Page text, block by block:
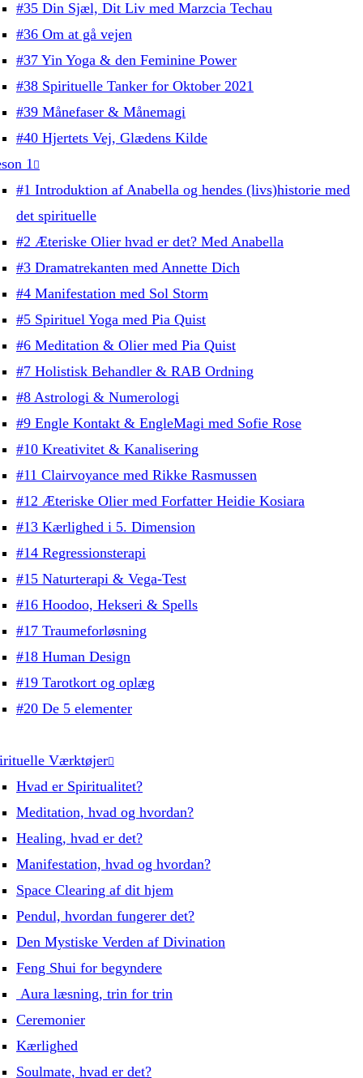
#35 Din Sjæl, Dit Liv med Marzcia Techau
#36 Om at gå vejen
#37 Yin Yoga & den Feminine Power
#38 Spirituelle Tanker for Oktober 2021
#39 Månefaser & Månemagi
#40 Hjertets Vej, Glædens Kilde
1
#1 Introduktion af Anabella og hendes (livs)historie med
det spirituelle
#2 Æteriske Olier hvad er det? Med Anabella
#3 Dramatrekanten med Annette Dich
#4 Manifestation med Sol Storm
#5 Spirituel Yoga med Pia Quist
#6 Meditation & Olier med Pia Quist
#7 Holistisk Behandler & RAB Ordning
#8 Astrologi & Numerologi
#9 Engle Kontakt & EngleMagi med Sofie Rose
#10 Kreativitet & Kanalisering
#11 Clairvoyance med Rikke Rasmussen
#12 Æteriske Olier med Forfatter Heidie Kosiara
#13 Kærlighed i 5. Dimension
#14 Regressionsterapi
#15 Naturterapi & Vega-Test
#16 Hoodoo, Hekseri & Spells
#17 Traumeforløsning
#18 Human Design
#19 Tarotkort og oplæg
#20 De 5 elementer
Værktøjer
Hvad er Spiritualitet?
Meditation, hvad og hvordan?
Healing, hvad er det?
Manifestation, hvad og hvordan?
Space Clearing af dit hjem
Pendul, hvordan fungerer det?
Den Mystiske Verden af Divination
Feng Shui for begyndere
Aura læsning, trin for trin
Ceremonier
Kærlighed
Soulmate, hvad er det?